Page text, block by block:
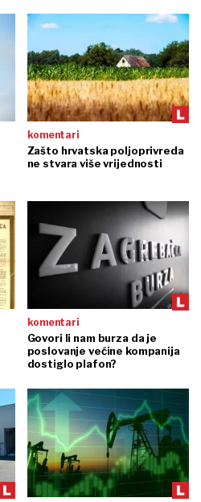
komentari
Zašto hrvatska poljoprivreda
ne stvara više vrijednosti
komentari
Govori li nam burza da je
poslovanje većine kompanija
dostiglo plafon?